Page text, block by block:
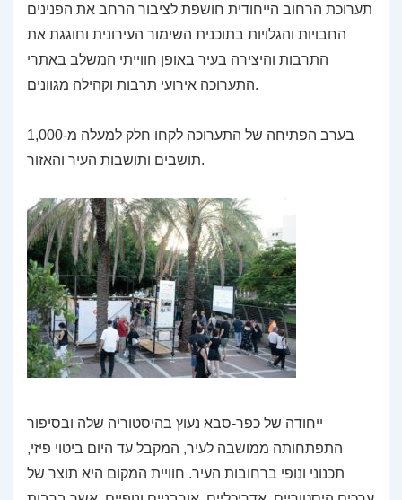
תערוכת הרחוב הייחודית חושפת לציבור הרחב את הפנינים
החבויות והגלויות בתוכנית השימור העירונית וחוגגת את
התרבות והיצירה בעיר באופן חווייתי המשלב באתרי
התערוכה אירועי תרבות וקהילה מגוונים.
בערב הפתיחה של התערוכה לקחו חלק למעלה מ-1,000
תושבים ותושבות העיר והאזור.
ייחודה של כפר-סבא נעוץ בהיסטוריה שלה ובסיפור
התפתחותה ממושבה לעיר, המקבל עד היום ביטוי פיזי,
תכנוני ונופי ברחובות העיר. חוויית המקום היא תוצר של